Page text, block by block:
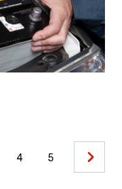
4 5